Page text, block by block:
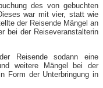
des von gebuchten
war mit vier, statt wie
der Reisende Mängel an
bei der Reiseveranstalterin
Reisende sodann eine
weitere Mängel bei der
Form der Unterbringung in